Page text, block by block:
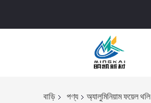
বাড়ি পণ্য অ্যালুমিনিয়াম ফয়েল থলি